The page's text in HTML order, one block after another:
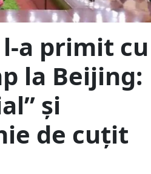
l-a primit cu
la Beijing:
și
de cuțit